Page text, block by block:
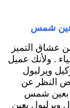
عين شمس
عشاق التميز
. ولأنك عميل
ويرلبول
النظر عن
بعين شمس
ويرلبول بعين